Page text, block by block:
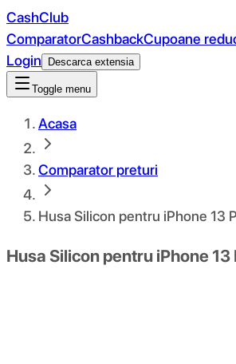
CashClub
ComparatorCashbackCupoane
Login
Descarca extensia
Toggle menu
Acasa
Comparator preturi
Husa Silicon pentru iPhone 13
Husa Silicon pentru iPhone